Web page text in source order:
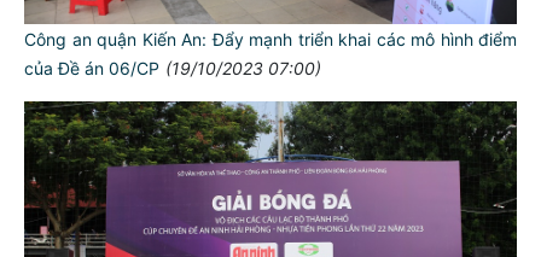
Công an quận Kiến An: Đẩy mạnh triển khai các mô hình điểm
của Đề án 06/CP (19/10/2023 07:00)